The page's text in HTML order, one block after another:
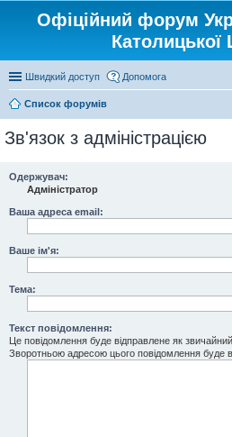
Офіційний форум
Католицької
Швидкий доступ Допомога
Список форумів
Зв'язок з адміністрацією
Одержувач:
Адміністратор
Ваша адреса email:
Ваше ім'я:
Тема:
Текст повідомлення:
Це повідомлення буде відправлене як
Зворотньою адресою цього повідомлення буде